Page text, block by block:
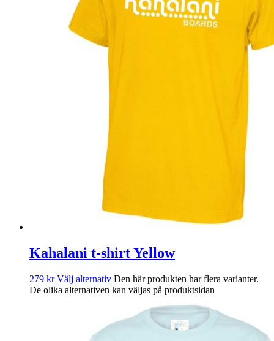
Kahalani t-shirt Yellow
279 kr Välj alternativ Den här produkten har flera varianter.
De olika alternativen kan väljas på produktsidan